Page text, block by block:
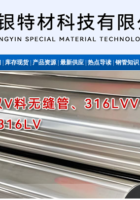
库存现货|产品资源|最新供应|热点导读钢管知识
不锈钢管